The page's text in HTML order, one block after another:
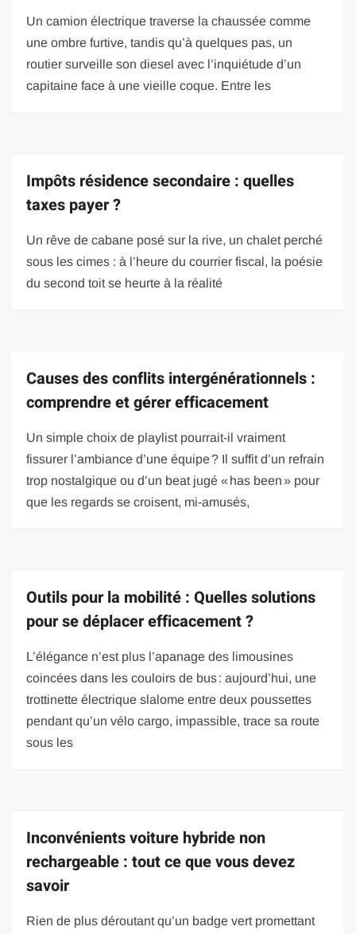
Un camion électrique traverse la chaussée comme
une ombre furtive, tandis qu’à quelques pas, un
routier surveille son diesel avec l’inquiétude d’un
capitaine face à une vieille coque. Entre les
Impôts résidence secondaire : quelles
taxes payer ?
Un rêve de cabane posé sur la rive, un chalet perché
sous les cimes : à l’heure du courrier fiscal, la poésie
du second toit se heurte à la réalité
Causes des conflits intergénérationnels :
comprendre et gérer efficacement
Un simple choix de playlist pourrait-il vraiment
fissurer l’ambiance d’une équipe ? Il suffit d’un refrain
trop nostalgique ou d’un beat jugé « has been » pour
que les regards se croisent, mi-amusés,
Outils pour la mobilité : Quelles solutions
pour se déplacer efficacement ?
L’élégance n’est plus l’apanage des limousines
coincées dans les couloirs de bus : aujourd’hui, une
trottinette électrique slalome entre deux poussettes
pendant qu’un vélo cargo, impassible, trace sa route
sous les
Inconvénients voiture hybride non
rechargeable : tout ce que vous devez
savoir
Rien de plus déroutant qu’un badge vert promettant